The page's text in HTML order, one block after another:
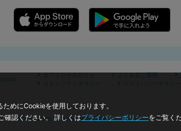
オフィシャルサイト よくあるご質問
セキュリティポリシー
プライバシーポリシー
©2019 - 2026 Lashinbang Co.,Ltd.
めにCookieを使用しております。
確認ください。 詳しくはプライバシーポリシーをご覧く